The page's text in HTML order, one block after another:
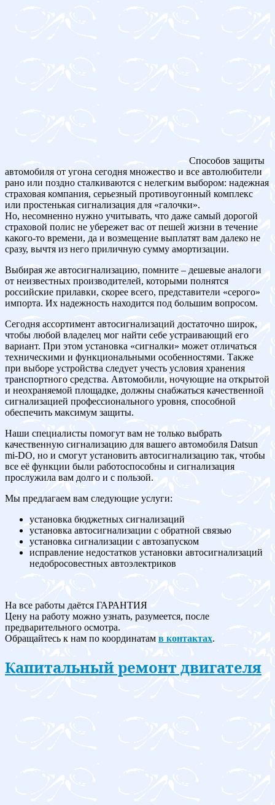
Способов защиты
автомобиля от угона сегодня множество и все автолюбители
рано или поздно сталкиваются с нелегким выбором: надежная
страховая компания, серьезный противоугонный комплекс
или простенькая сигнализация для «галочки».
Но, несомненно нужно учитывать, что даже самый дорогой
страховой полис не убережет вас от пешей жизни в течение
какого-то времени, да и возмещение выплатят вам далеко не
сразу, вычтя из него приличную сумму амортизации.
Выбирая же автосигнализацию, помните – дешевые аналоги
от неизвестных производителей, которыми полнятся
российские прилавки, скорее всего, представители «серого»
импорта. Их надежность находится под большим вопросом.
Сегодня ассортимент автосигнализаций достаточно широк,
чтобы любой владелец мог найти себе устраивающий его
вариант. При этом установка «сигналки» может отличаться
техническими и функциональными особенностями. Также
при выборе устройства следует учесть условия хранения
транспортного средства. Автомобили, ночующие на открытой
и неохраняемой площадке, должны снабжаться качественной
сигнализацией профессионального уровня, способной
обеспечить максимум защиты.
Наши специалисты помогут вам не только выбрать
качественную сигнализацию для вашего автомобиля Datsun
mi-DO, но и смогут установить автосигнализацию так, чтобы
все её функции были работоспособны и сигнализация
прослужила вам долго и с пользой.
Мы предлагаем вам следующие услуги:
установка бюджетных сигнализаций
установка автосигнализации с обратной связью
установка сигнализации с автозапуском
исправление недостатков установки автосигнализаций
недобросовестных автоэлектриков
На все работы даётся ГАРАНТИЯ
Цену на работу можно узнать, разумеется, после
предварительного осмотра.
Обращайтесь к нам по координатам в контактах.
Капитальный ремонт двигателя